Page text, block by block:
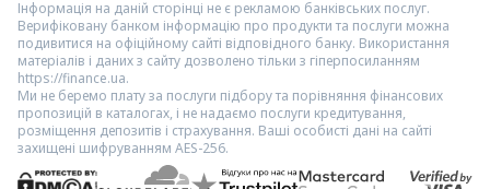
Інформація на даній сторінці не є рекламою банківських послуг.
Верифіковану банком інформацію про продукти та послуги можна
подивитися на офіційному сайті відповідного банку. Використання
матеріалів і даних з сайту дозволено тільки з гіперпосиланням
https://finance.ua.
Ми не беремо плату за послуги підбору та порівняння фінансових
пропозицій в каталогах, і не надаємо послуги кредитування,
розміщення депозитів і страхування. Ваші особисті дані на сайті
захищені шифруванням AES-256.